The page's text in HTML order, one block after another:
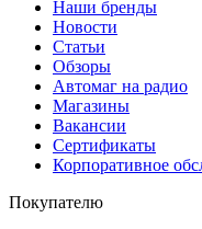
Наши бренды
Новости
Статьи
Обзоры
Автомаг на радио
Магазины
Вакансии
Сертификаты
Корпоративное
Покупателю